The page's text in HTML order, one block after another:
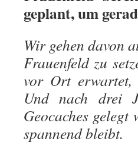
geplant, um
Wir gehen davon
Frauenfeld zu
vor Ort erwartet,
Und nach drei
Geocaches
spannend bleibt.